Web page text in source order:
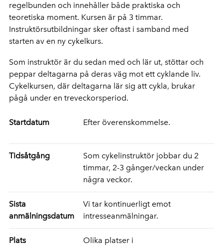
regelbunden och innehåller både praktiska och
teoretiska moment. Kursen är på 3 timmar.
Instruktörsutbildningar sker oftast i samband med
starten av en ny cykelkurs.
Som instruktör är du sedan med och lär ut, stöttar och
peppar deltagarna på deras väg mot ett cyklande liv.
Cykelkursen, där deltagarna lär sig att cykla, brukar
pågå under en treveckorsperiod.
Startdatum Efter överenskommelse.
Tidsåtgång
Som cykelinstruktör jobbar du 2
timmar, 2-3 gånger/veckan under
några veckor.
Sista
anmälningsdatum
Vi tar kontinuerligt emot
intresseanmälningar.
Plats Olika platser i